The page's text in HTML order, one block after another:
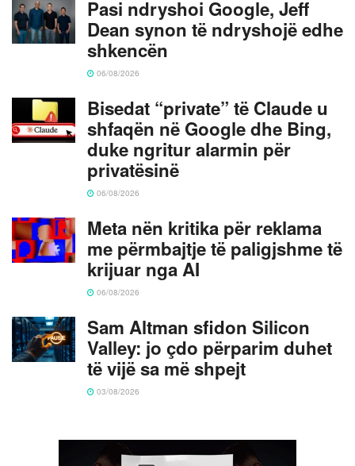
Pasi ndryshoi Google, Jeff
Dean synon të ndryshojë edhe
shkencën
06/08/2026
Bisedat “private” të Claude u
shfaqën në Google dhe Bing,
duke ngritur alarmin për
privatësinë
06/08/2026
Meta nën kritika për reklama
me përmbajtje të paligjshme të
krijuar nga AI
06/08/2026
Sam Altman sfidon Silicon
Valley: jo çdo përparim duhet
të vijë sa më shpejt
03/08/2026